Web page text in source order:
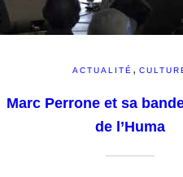
ACTUALITÉ ,
Marc Perrone et sa
de l’Huma